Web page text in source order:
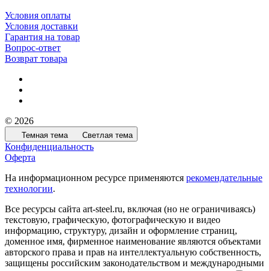
Условия оплаты
Условия доставки
Гарантия на товар
Вопрос-ответ
Возврат товара
© 2026
Темная тема Светлая тема
Конфиденциальность
Оферта
На информационном ресурсе применяются рекомендательные
технологии.
Все ресурсы сайта art-steel.ru, включая (но не ограничиваясь)
текстовую, графическую, фотографическую и видео
информацию, структуру, дизайн и оформление страниц,
доменное имя, фирменное наименование являются объектами
авторского права и прав на интеллектуальную собственность,
защищены российским законодательством и международными